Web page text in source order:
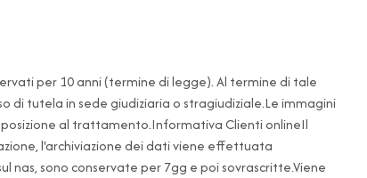
per 10 anni (termine di legge). Al termine di tale
di tutela in sede giudiziaria o stragiudiziale.Le immagini
al trattamento.Informativa Clienti onlineIl
l'archiviazione dei dati viene effettuata
sono conservate per 7gg e poi sovrascritte.Viene